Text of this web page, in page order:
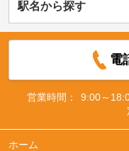
駅名から探す
電
営業時間：
9:00～
ホーム